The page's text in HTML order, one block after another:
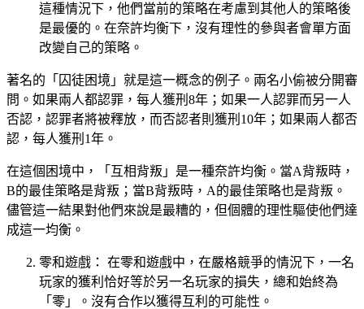
這種情況下，他們當前的策略在考慮到其他人的策略後
是最優的。在奈許均衡下，沒有理性的參與者會單方面
改變自己的策略。
著名的「囚徒困境」就是這一概念的例子。兩名小偷被分開審
問。如果兩人都認罪，每人獲刑8年；如果一人認罪而另一人
否認，認罪者將被釋放，而否認者則獲刑10年；如果兩人都否
認，每人獲刑1年。
在這個困境中，「互相背叛」是一種奈許均衡。當A背叛時，
B的最佳策略是背叛；當B背叛時，A的最佳策略也是背叛。
儘管這一結果對他們來說是最糟的，但個體的理性驅使他們達
成這一均衡。
零和遊戲： 在零和遊戲中，在嚴格競爭的情況下，一名
玩家的獲利恰好等於另一名玩家的損失，總和始終為
「零」。沒有合作以獲得互利的可能性。